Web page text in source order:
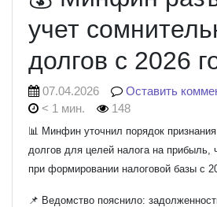
учет
долгов с 2026
07.04.2026
Оставить
< 1 мин.
148
📊 Минфин уточнил порядок
долгов для целей налога на прибыль,
при формировании налоговой базы с
📌 Ведомство пояснило: